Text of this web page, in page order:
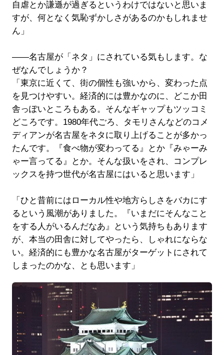
自虐とか謙遜が過ぎるというわけではないと思いま
すが、何となく気恥ずかしさがあるのかもしれませ
ん」
――名古屋が「ネタ」にされている気もします。な
ぜなんでしょうか？
「東京に近くて、街の個性も強いから、変わった点
を見つけやすい。経済的には豊かなのに、どこか田
舎っぽいところもある。そんなギャップもツッコミ
どころです。1980年代ごろ、タモリさんなどのコメ
ディアンが名古屋をネタに取り上げることが多かっ
たんです。『食べ物が変わってる』とか『みゃーみ
ゃー言ってる』とか。そんな扱いをされ、コンプレ
ックスを持つ世代が名古屋にはいると思います」
「ひと昔前にはローカル性や地方らしさをバカにす
るという風潮がありました。『いまだにそんなこと
をする人がいるんだなあ』という気持ちもあります
が、本当の田舎に対してやったら、しゃれにならな
い。経済的にも豊かな名古屋がターゲットにされて
しまったのかな、とも思います」